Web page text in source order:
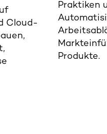
Cloud-
Praktiken
Produkte.